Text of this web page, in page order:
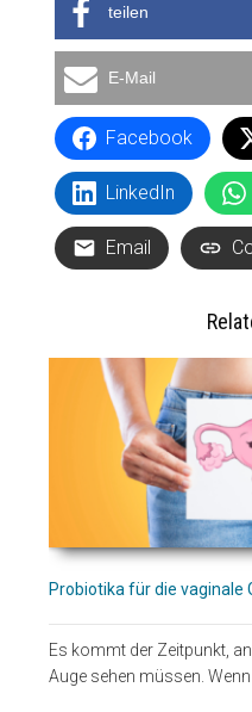
teilen
E-Mail
Facebook
LinkedIn
Email
Probiotika für die vaginale
Es kommt der Zeitpunkt,
Auge sehen müssen. Wenn